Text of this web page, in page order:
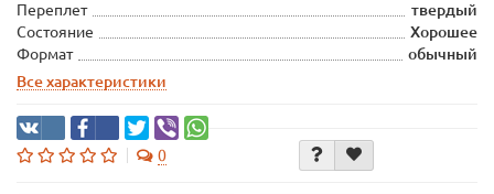
Переплет
твердый
Состояние
Хорошее
Формат
обычный
Все характеристики
0